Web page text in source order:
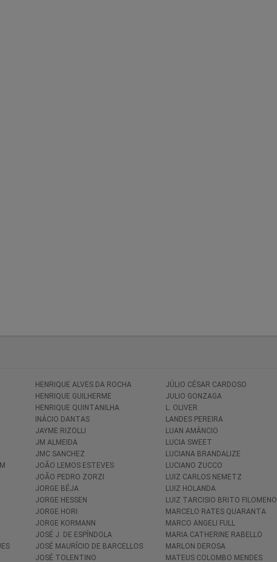
HENRIQUE ALVES DA ROCHA
HENRIQUE GUILHERME
HENRIQUE QUINTANILHA
INÁCIO DANTAS
JAYME RIZOLLI
JM ALMEIDA
JMC SANCHEZ
JOÃO LEMOS ESTEVES
JOÃO PEDRO ZORZI
JORGE BÉJA
JORGE HESSEN
JORGE HORI
JORGE KORMANN
JOSÉ J. DE ESPÍNDOLA
JOSÉ MAURÍCIO DE BARCELLOS
JOSÉ TOLENTINO
JÚLIO CÉSAR CARDOSO
JULIO GONZAGA
L. OLIVER
LANDES PEREIRA
LUAN AMÂNCIO
LUCIA SWEET
LUCIANA BRANDALIZE
LUCIANO ZUCCO
LUIZ CARLOS NEMETZ
LUIZ HOLANDA
LUIZ TARCISIO BRITO FILOMENO
MARCELO RATES QUARANTA
MARCO ANGELI FULL
MARIA CATHERINE RABELLO
MARLON DEROSA
MATEUS COLOMBO MENDES